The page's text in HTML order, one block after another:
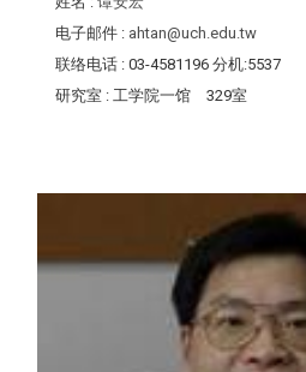
电子邮件 : ahtan@uch.edu.tw
联络电话 : 03-4581196 分机:5537
研究室 : 工学院一馆 329室